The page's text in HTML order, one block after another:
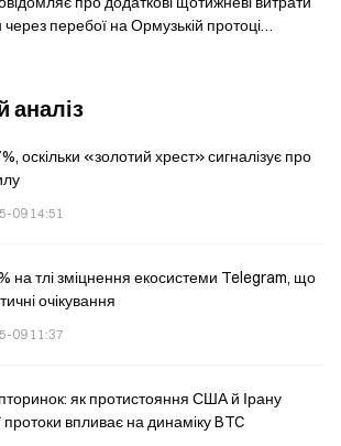
перебої на Ормузькій протоці
аналіз
оскільки «золотий хрест» сигналізує про
09 14:51
на тлі зміцнення екосистеми Telegram, що
очікування
09 11:37
як протистояння США й Ірану
впливає на динаміку BTC